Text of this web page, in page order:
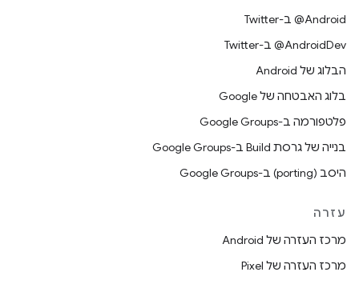
‎@Android ב-Twitter
‎@AndroidDev ב-Twitter
הבלוג של Android
בלוג האבטחה של Google
פלטפורמה ב-Google Groups
בנייה של גרסת Build ב-Google Groups
היסב (porting) ב-Google Groups
עזרה
מרכז העזרה של Android
מרכז העזרה של Pixel